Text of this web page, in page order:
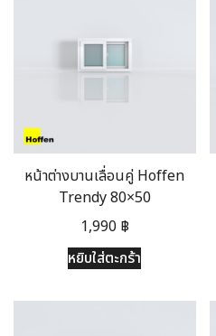
หน้าต่างบานเลื่อนคู่ Hoffen
Trendy 80×50
1,990 ฿
หยิบใส่ตะกร้า